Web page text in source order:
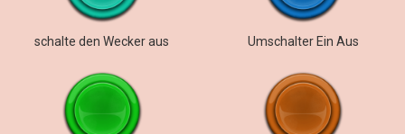
schalte den Wecker aus Umschalter Ein Aus